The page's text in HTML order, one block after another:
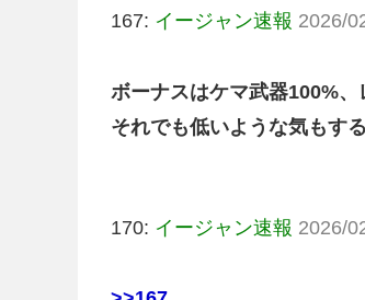
167: イージャン速報 2026/
ボーナスはケマ武器100%
それでも低いような気もす
170: イージャン速報 2026/